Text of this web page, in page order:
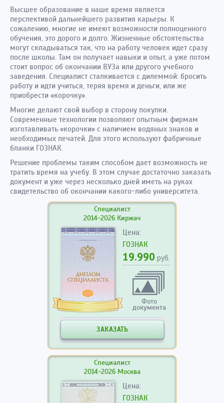
Высшее образование в наше время является
перспективой дальнейшего развития карьеры. К
сожалению, многие не имеют возможности полноценного
обучения, это дорого и долго. Жизненные обстоятельства
могут складываться так, что на работу человек идет сразу
после школы. Там он получает навыки и опыт, а уже потом
стоит вопрос об окончании ВУЗа или другого учебного
заведения. Специалист сталкивается с дилеммой: бросить
работу и идти учиться, теряя время и деньги, или же
приобрести «корочку».
Многие делают свой выбор в сторону покупки.
Современные технологии позволяют опытным фирмам
изготавливать «корочки» с наличием водяных знаков и
необходимых печатей. Для этого используют фабричные
бланки ГОЗНАК.
Решение проблемы таким способом дает возможность не
тратить время на учебу. В этом случае достаточно заказать
документ и уже через несколько дней иметь на руках
свидетельство об окончании какого-либо университета.
Специалист
2014-2026 Киржач
Цена:
ГОЗНАК
19.990 руб.
Фото
документа
ЗАКАЗАТЬ
Специалист
2014-2026 Москва
Цена:
ГОЗНАК